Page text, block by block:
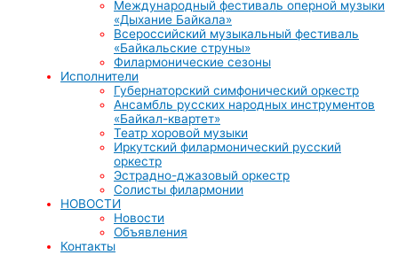
Международный фестиваль оперной музыки
«Дыхание Байкала»
Всероссийский музыкальный фестиваль
«Байкальские струны»
Филармонические сезоны
Исполнители
Губернаторский симфонический оркестр
Ансамбль русских народных инструментов
«Байкал-квартет»
Театр хоровой музыки
Иркутский филармонический русский
оркестр
Эстрадно-джазовый оркестр
Солисты филармонии
НОВОСТИ
Новости
Объявления
Контакты